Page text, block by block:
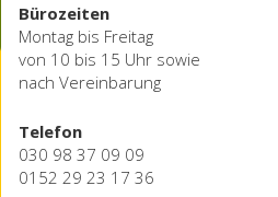
Bürozeiten
Montag bis Freitag
von 10 bis 15 Uhr sowie
nach Vereinbarung
Telefon
030 98 37 09 09
0152 29 23 17 36